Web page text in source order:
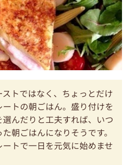
トではなく、ちょっとだけ
トの朝ごはん。盛り付けを
んだりと工夫すれば、いつ
朝ごはんになりそうです。
トで一日を元気に始めませ